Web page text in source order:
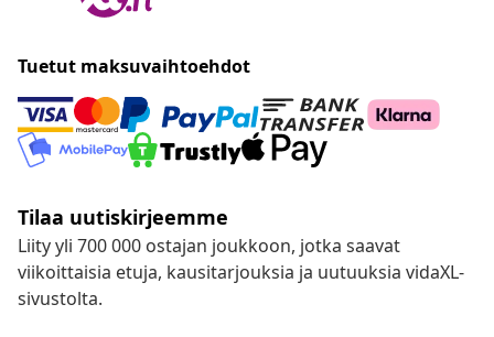
Tuetut maksuvaihtoehdot
Tilaa uutiskirjeemme
Liity yli 700 000 ostajan joukkoon, jotka saavat
viikoittaisia etuja, kausitarjouksia ja uutuuksia vidaXL-
sivustolta.